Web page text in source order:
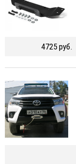
4725 руб.